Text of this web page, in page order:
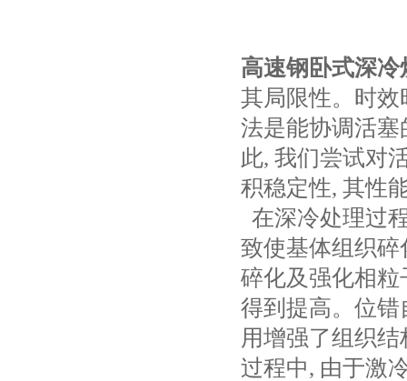
高速钢卧式深冷
其局限性。时效
法是能协调活
此, 我们尝试对
积稳定性, 其性
在深冷处理过
致使基体组织碎
碎化及强化相粒
得到提高。位
用增强了组织
过程中, 由于激